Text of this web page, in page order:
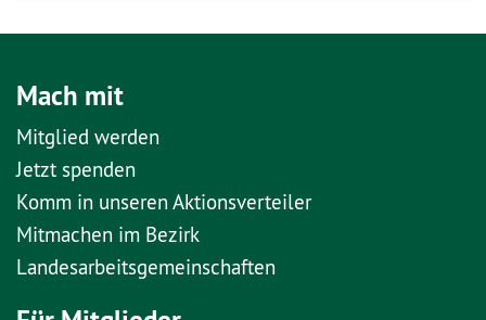
Mach mit
Mitglied werden
Jetzt spenden
Komm in unseren Aktionsverteiler
Mitmachen im Bezirk
Landesarbeitsgemeinschaften